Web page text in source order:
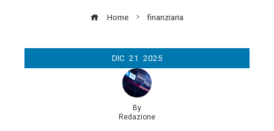
Home finanziaria
DIC 21 2025
By
Redazione